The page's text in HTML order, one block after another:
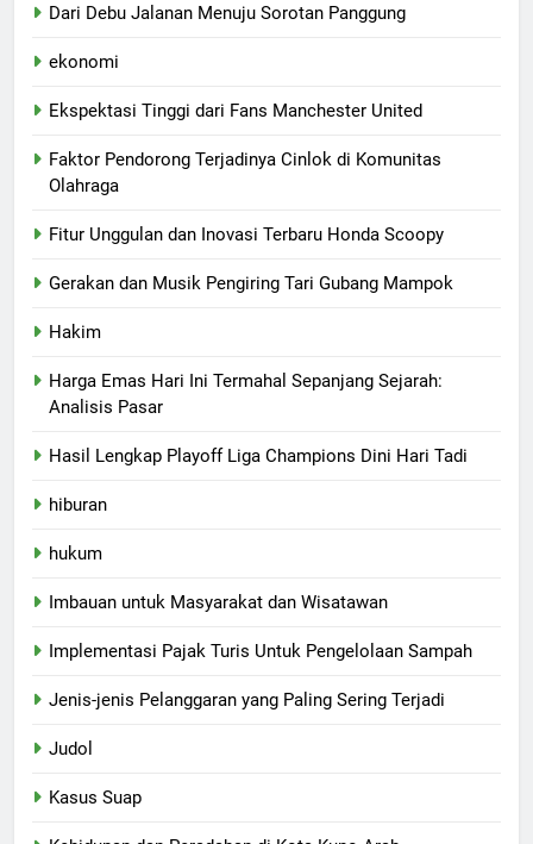
Dari Debu Jalanan Menuju Sorotan Panggung
ekonomi
Ekspektasi Tinggi dari Fans Manchester United
Faktor Pendorong Terjadinya Cinlok di Komunitas
Olahraga
Fitur Unggulan dan Inovasi Terbaru Honda Scoopy
Gerakan dan Musik Pengiring Tari Gubang Mampok
Hakim
Harga Emas Hari Ini Termahal Sepanjang Sejarah:
Analisis Pasar
Hasil Lengkap Playoff Liga Champions Dini Hari Tadi
hiburan
hukum
Imbauan untuk Masyarakat dan Wisatawan
Implementasi Pajak Turis Untuk Pengelolaan Sampah
Jenis-jenis Pelanggaran yang Paling Sering Terjadi
Judol
Kasus Suap